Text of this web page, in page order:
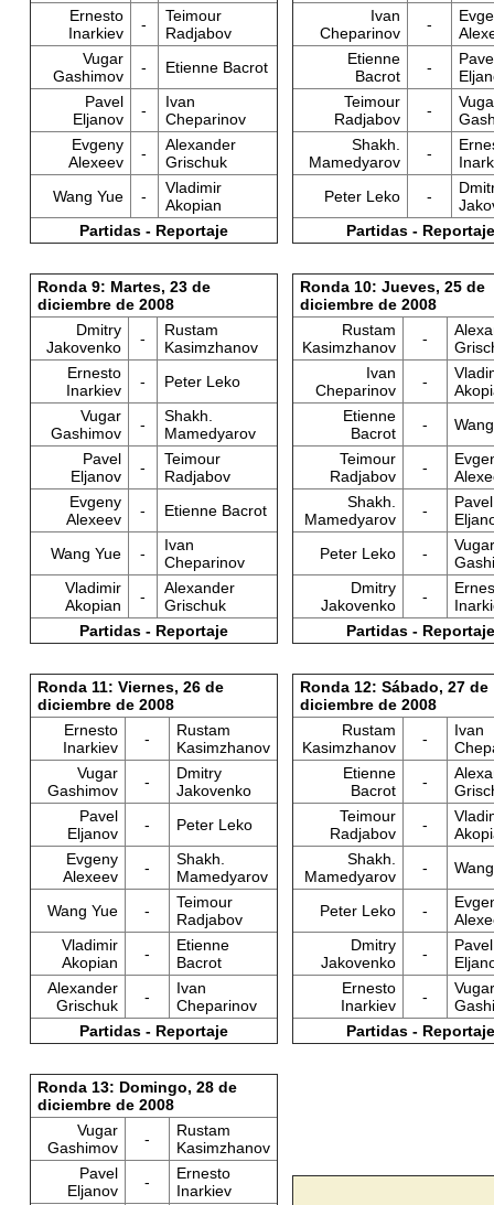
Ernesto
Inarkiev
-
Teimour
Radjabov
Vugar
Gashimov
-
Etienne Bacrot
Pavel
Eljanov
-
Ivan
Cheparinov
Evgeny
Alexeev
-
Alexander
Grischuk
Wang Yue
-
Vladimir
Akopian
Partidas - Reportaje
Ivan
Cheparinov
-
Etienne
Bacrot
-
Teimour
Radjabov
-
Shakh.
Mamedyarov
-
Peter Leko
-
Partidas - Reportaje
Ronda 9: Martes, 23 de
diciembre de 2008
Dmitry
Jakovenko
-
Rustam
Kasimzhanov
Ernesto
Inarkiev
-
Peter Leko
Vugar
Gashimov
-
Shakh.
Mamedyarov
Pavel
Eljanov
-
Teimour
Radjabov
Evgeny
Alexeev
- Etienne Bacrot
Wang Yue -
Ivan
Cheparinov
Vladimir
Akopian
-
Alexander
Grischuk
Partidas - Reportaje
Ronda 10: Jueves, 25 de
diciembre de 2008
Rustam
Kasimzhanov
-
Ivan
Cheparinov
-
Etienne
Bacrot
-
Teimour
Radjabov
-
Shakh.
Mamedyarov
-
Pavel
Peter Leko
-
Vugar
Dmitry
Jakovenko
-
Partidas - Reportaje
Ronda 11: Viernes, 26 de
diciembre de 2008
Ernesto
Inarkiev
-
Rustam
Kasimzhanov
Vugar
Gashimov
-
Dmitry
Jakovenko
Pavel
Eljanov
-
Peter Leko
Evgeny
Alexeev
-
Shakh.
Mamedyarov
Wang Yue
-
Teimour
Radjabov
Vladimir
Akopian
-
Etienne
Bacrot
Alexander
Grischuk
-
Ivan
Cheparinov
Partidas - Reportaje
Ronda 12: Sábado, 27 de
diciembre de 2008
Rustam
Kasimzhanov
-
Ivan
Etienne
Bacrot
-
Teimour
Radjabov
-
Shakh.
Mamedyarov
-
Peter Leko -
Dmitry
Jakovenko
-
Pavel
Ernesto
Inarkiev
-
Vugar
Partidas - Reportaje
Ronda 13: Domingo, 28 de
diciembre de 2008
Vugar
Gashimov
-
Rustam
Kasimzhanov
Pavel
Eljanov
-
Ernesto
Inarkiev